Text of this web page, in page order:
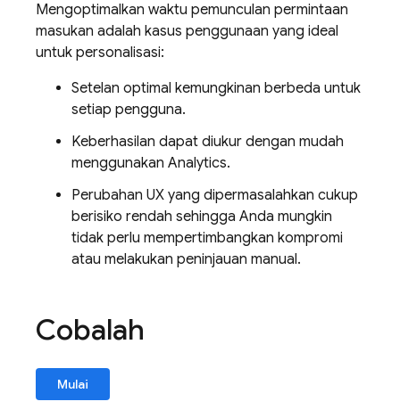
Mengoptimalkan waktu pemunculan permintaan
masukan adalah kasus penggunaan yang ideal
untuk personalisasi:
Setelan optimal kemungkinan berbeda untuk
setiap pengguna.
Keberhasilan dapat diukur dengan mudah
menggunakan Analytics.
Perubahan UX yang dipermasalahkan cukup
berisiko rendah sehingga Anda mungkin
tidak perlu mempertimbangkan kompromi
atau melakukan peninjauan manual.
Cobalah
Mulai